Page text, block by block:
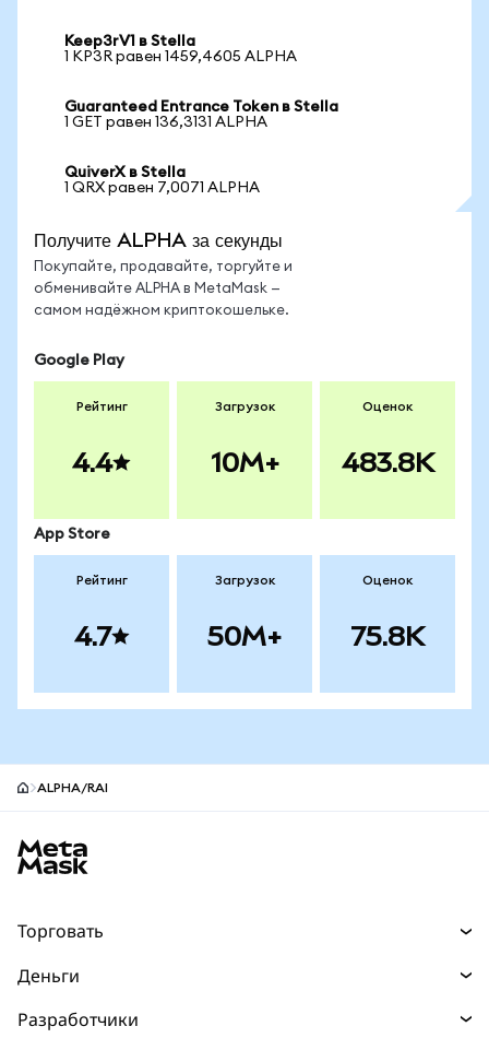
Keep3rV1 в Stella
1 KP3R равен 1459,4605 ALPHA
Guaranteed Entrance Token в Stella
1 GET равен 136,3131 ALPHA
QuiverX в Stella
1 QRX равен 7,0071 ALPHA
Получите ALPHA за секунды
Покупайте, продавайте, торгуйте и
обменивайте ALPHA в MetaMask —
самом надёжном криптокошельке.
Google Play
Рейтинг
4.4
Загрузок
10M+
Оценок
483.8K
App Store
Рейтинг
4.7
Загрузок
50M+
Оценок
75.8K
ALPHA/RAI
Торговать
Прогнозы
Деньги
Разработчики